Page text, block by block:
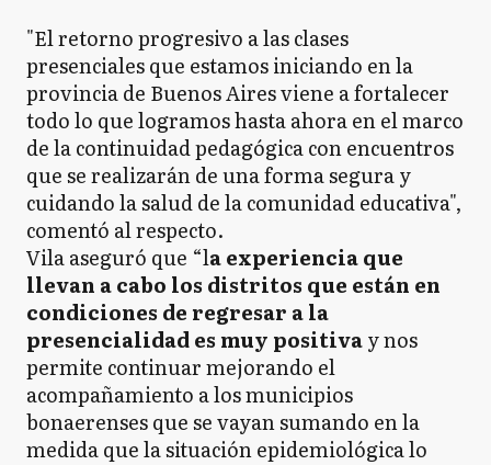
"El retorno progresivo a las clases
presenciales que estamos iniciando en la
provincia de Buenos Aires viene a fortalecer
todo lo que logramos hasta ahora en el marco
de la continuidad pedagógica con encuentros
que se realizarán de una forma segura y
cuidando la salud de la comunidad educativa",
comentó al respecto.
Vila aseguró que “la experiencia que
llevan a cabo los distritos que están en
condiciones de regresar a la
presencialidad es muy positivay nos
permite continuar mejorando el
acompañamiento a los municipios
bonaerenses que se vayan sumando en la
medida que la situación epidemiológica lo